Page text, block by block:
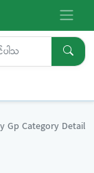
Gp Category Detail